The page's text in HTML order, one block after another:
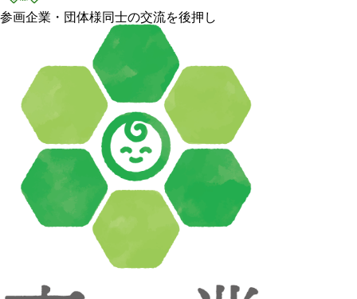
参画企業・団体様同士の交流を後押し